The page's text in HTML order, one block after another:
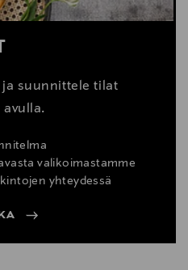
suunnittele tilat
valikoimastamme
yhteydessä